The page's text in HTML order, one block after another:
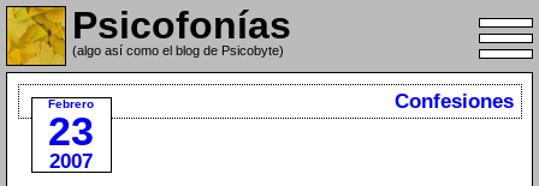
Psicofonías
(algo así como el blog de Psicobyte)
Febrero
23
2007
Confesiones